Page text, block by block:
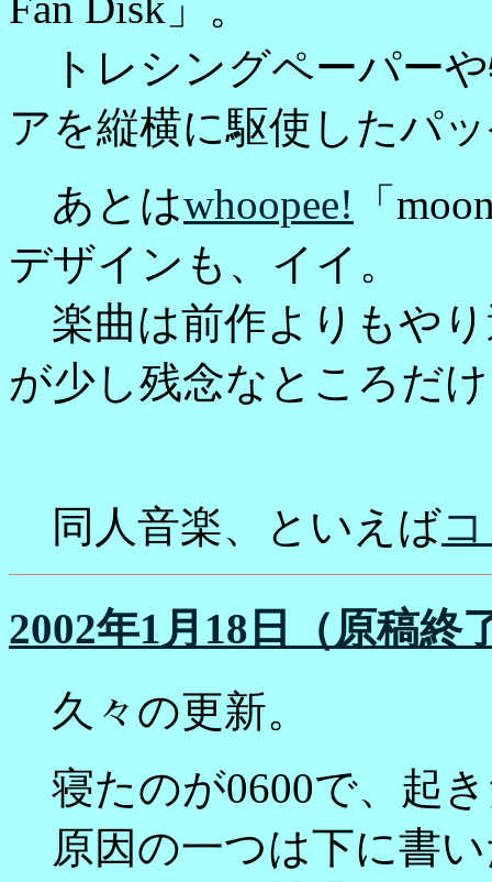
トレシングペーパー
アを縦横に駆使したパ
あとはwhoopee! 「
デザインも、イイ。
楽曲は前作よりもや
が少し残念なところだ
同人音楽、といえば
2002年1月18日（原稿終
久々の更新。
寝たのが0600で、起
原因の一つは下に書い